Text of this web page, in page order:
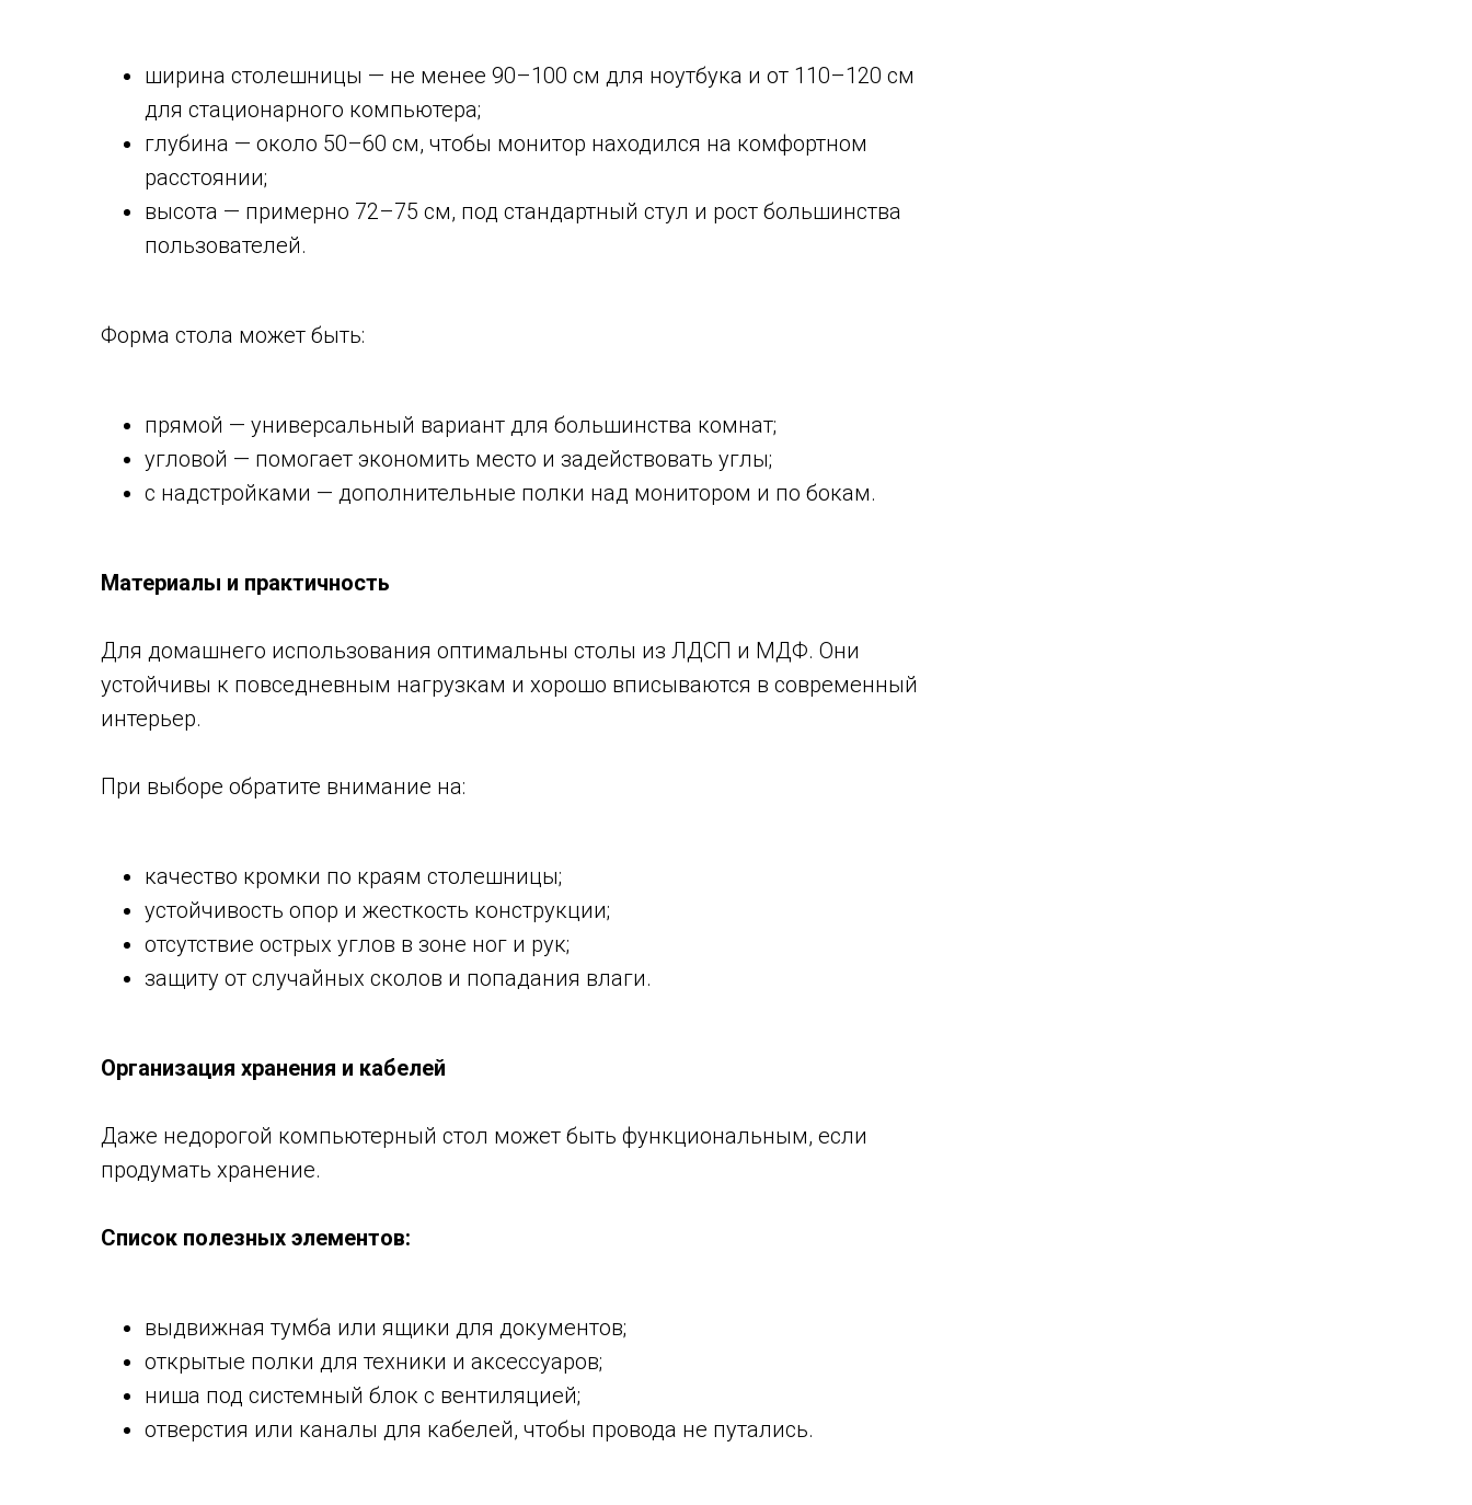
ширина столешницы — не менее 90–100 см для ноутбука и от 110–120 см
для стационарного компьютера;
глубина — около 50–60 см, чтобы монитор находился на комфортном
расстоянии;
высота — примерно 72–75 см, под стандартный стул и рост большинства
пользователей.
Форма стола может быть:
прямой — универсальный вариант для большинства комнат;
угловой — помогает экономить место и задействовать углы;
с надстройками — дополнительные полки над монитором и по бокам.
Материалы и практичность
Для домашнего использования оптимальны столы из ЛДСП и МДФ. Они
устойчивы к повседневным нагрузкам и хорошо вписываются в современный
интерьер.
При выборе обратите внимание на:
качество кромки по краям столешницы;
устойчивость опор и жесткость конструкции;
отсутствие острых углов в зоне ног и рук;
защиту от случайных сколов и попадания влаги.
Организация хранения и кабелей
Даже недорогой компьютерный стол может быть функциональным, если
продумать хранение.
Список полезных элементов:
выдвижная тумба или ящики для документов;
открытые полки для техники и аксессуаров;
ниша под системный блок с вентиляцией;
отверстия или каналы для кабелей, чтобы провода не путались.